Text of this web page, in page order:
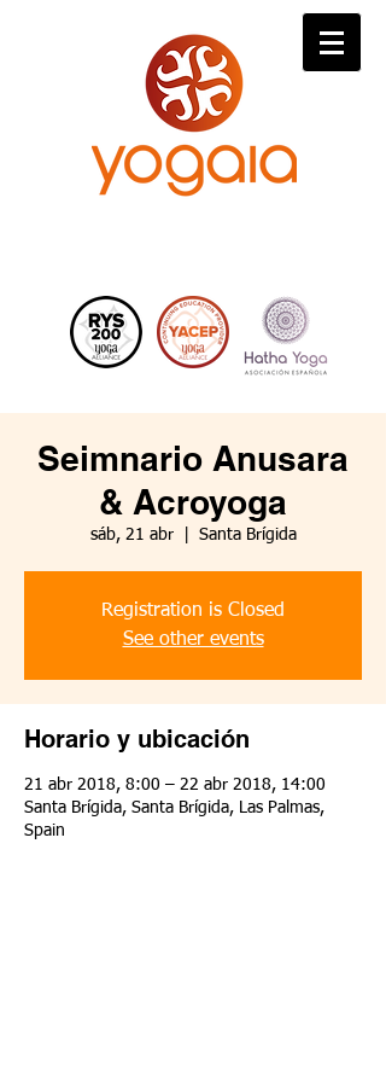
Seimnario Anusara
& Acroyoga
sáb, 21 abr
  |
Santa Brígida
Registration is Closed
See other events
Horario y ubicación
21 abr 2018, 8:00 – 22 abr 2018, 14:00
Santa Brígida, Santa Brígida, Las Palmas,
Spain